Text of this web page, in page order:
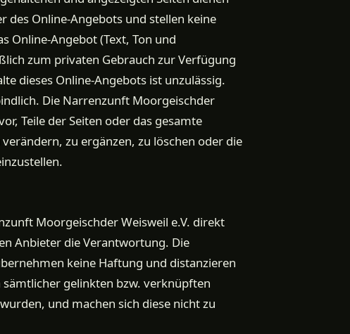
Online-Angebots und stellen keine
Online-Angebot (Text, Ton und
zum privaten Gebrauch zur Verfügung
dieses Online-Angebots ist unzulässig.
Die Narrenzunft Moorgeischder
Teile der Seiten oder das gesamte
zu ergänzen, zu löschen oder die
Moorgeischder Weisweil e.V. direkt
Anbieter die Verantwortung. Die
keine Haftung und distanzieren
gelinkten bzw. verknüpften
und machen sich diese nicht zu